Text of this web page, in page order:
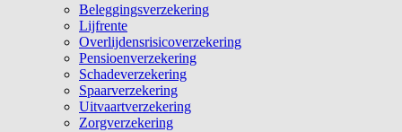
Beleggingsverzekering
Lijfrente
Overlijdensrisicoverzekering
Pensioenverzekering
Schadeverzekering
Spaarverzekering
Uitvaartverzekering
Zorgverzekering